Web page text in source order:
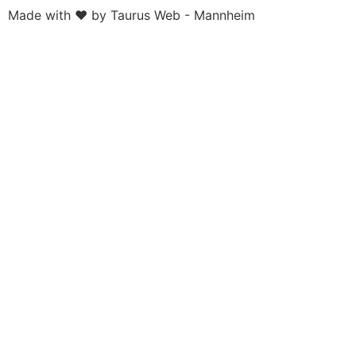
Made with ❤ by Taurus Web - Mannheim